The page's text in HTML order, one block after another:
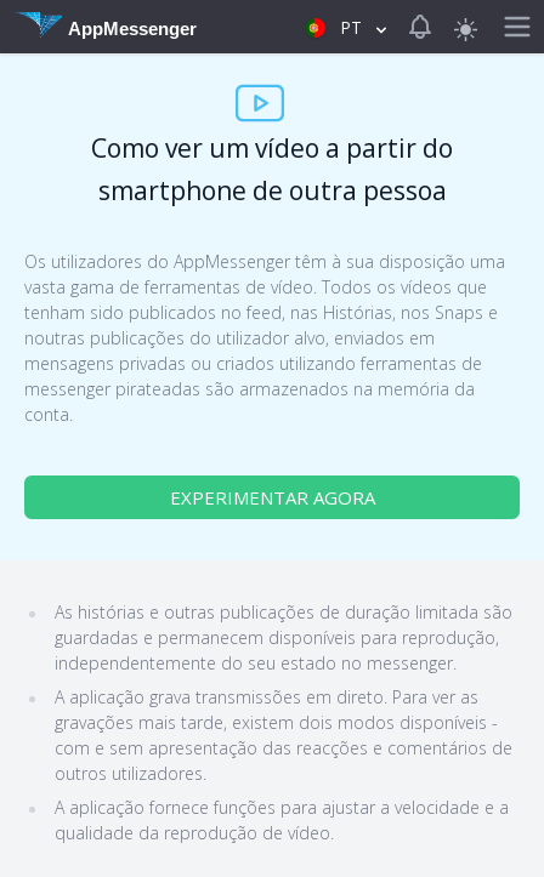
AppMessenger PT View
Como ver um vídeo a partir do
smartphone de outra pessoa
Os utilizadores do AppMessenger têm à sua disposição uma
vasta gama de ferramentas de vídeo. Todos os vídeos que
tenham sido publicados no feed, nas Histórias, nos Snaps e
noutras publicações do utilizador alvo, enviados em
mensagens privadas ou criados utilizando ferramentas de
messenger pirateadas são armazenados na memória da
conta.
EXPERIMENTAR AGORA
As histórias e outras publicações de duração limitada são
guardadas e permanecem disponíveis para reprodução,
independentemente do seu estado no messenger.
A aplicação grava transmissões em direto. Para ver as
gravações mais tarde, existem dois modos disponíveis -
com e sem apresentação das reacções e comentários de
outros utilizadores.
A aplicação fornece funções para ajustar a velocidade e a
qualidade da reprodução de vídeo.